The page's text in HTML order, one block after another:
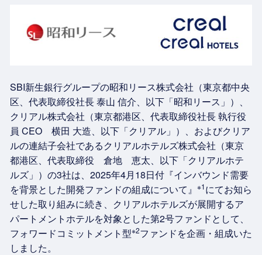
SBI新生銀行グループの昭和リース株式会社（東京都中央
区、代表取締役社長 泰山 信介、以下「昭和リース」）、
クリアル株式会社（東京都港区、代表取締役社長 執行役
員 CEO 横田 大造、以下「クリアル」）、およびクリア
ルの連結子会社であるクリアルホテルズ株式会社（東京
都港区、代表取締役 倉地 恵太、以下「クリアルホテ
ルズ」）の3社は、2025年4月18日付『インバウンド需要
を背景とした開発ファンドの組成について』 ※1にてお知ら
せした取り組みに続き、クリアルホテルズが展開するア
パートメントホテルを対象とした第2号ファンドとして、
フォワードコミットメント型※2ファンドを企画・組成いた
しました。